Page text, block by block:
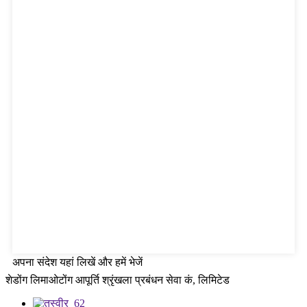
अपना संदेश यहां लिखें और हमें भेजें
शेडोंग लिमाओटोंग आपूर्ति श्रृंखला प्रबंधन सेवा कं, लिमिटेड